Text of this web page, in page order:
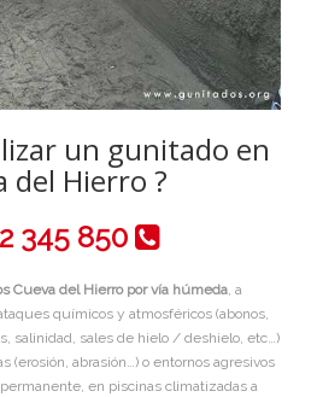
un gunitado en
del Hierro ?
345 850
Cueva del Hierro por vía húmeda, a
químicos y atmosféricos (abonos,
salinidad, sales de hielo / deshielo, etc…)
(erosión, abrasión…) o entornos agresivos
en piscinas climatizadas a